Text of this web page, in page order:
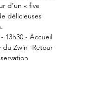
d’un « five
délicieuses
13h30 - Accueil
du Zwin -Retour